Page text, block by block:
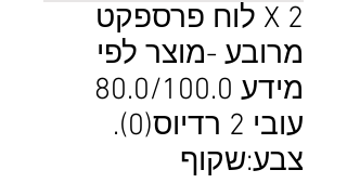
2 X לוח פרספקט
מרובע -מוצר לפי
מידע 80.0/100.0
עובי 2 רדיוס(0).
צבע:שקוף